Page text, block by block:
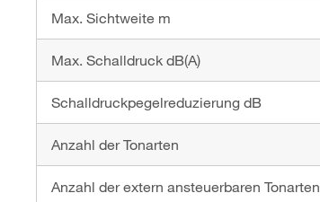
Max. Sichtweite m
Max. Schalldruck dB(A)
Schalldruckpegelreduzierung dB
Anzahl der Tonarten
Anzahl der extern ansteuerbaren Tonarten